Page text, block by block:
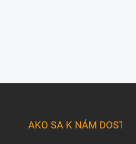
AKO SA K NÁM